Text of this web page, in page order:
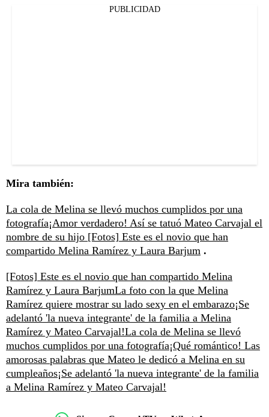
PUBLICIDAD
Mira también:
La cola de Melina se llevó muchos cumplidos por una
fotografía¡Amor verdadero! Así se tatuó Mateo Carvajal el
nombre de su hijo [Fotos] Este es el novio que han
compartido Melina Ramírez y Laura Barjum .
[Fotos] Este es el novio que han compartido Melina
Ramírez y Laura BarjumLa foto con la que Melina
Ramírez quiere mostrar su lado sexy en el embarazo¡Se
adelantó 'la nueva integrante' de la familia a Melina
Ramírez y Mateo Carvajal!La cola de Melina se llevó
muchos cumplidos por una fotografía¡Qué romántico! Las
amorosas palabras que Mateo le dedicó a Melina en su
cumpleaños¡Se adelantó 'la nueva integrante' de la familia
a Melina Ramírez y Mateo Carvajal!